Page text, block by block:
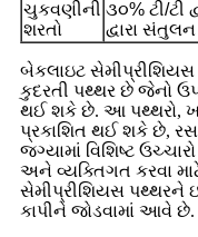
ચુકવણીની
શરતો
૩૦% ટી/ટી
દ્વારા સંતુલન
બેકલાઇટ
કુદરતી પથ્થર છે જેનો
થઈ શકે છે. આ પથ્થરો,
પ્રકાશિત થઈ શકે છે,
જગ્યામાં વિશિષ્ટ
અને વ્યક્તિગત કરવા
સેમીપ્રીશિયસ પથ્થરને
કાપીને જોડવામાં આવે છે.